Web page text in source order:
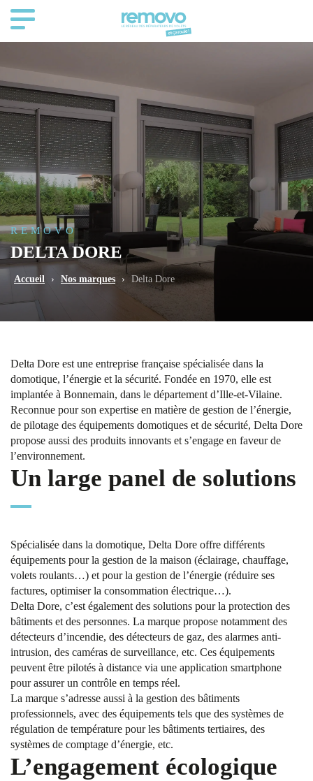
REMOVO
DELTA DORE
Accueil › Nos marques › Delta Dore
Delta Dore est une entreprise française spécialisée dans la
domotique, l’énergie et la sécurité. Fondée en 1970, elle est
implantée à Bonnemain, dans le département d’Ille-et-Vilaine.
Reconnue pour son expertise en matière de gestion de l’énergie,
de pilotage des équipements domotiques et de sécurité, Delta Dore
propose aussi des produits innovants et s’engage en faveur de
l’environnement.
Un large panel de solutions
Spécialisée dans la domotique, Delta Dore offre différents
équipements pour la gestion de la maison (éclairage, chauffage,
volets roulants…) et pour la gestion de l’énergie (réduire ses
factures, optimiser la consommation électrique…).
Delta Dore, c’est également des solutions pour la protection des
bâtiments et des personnes. La marque propose notamment des
détecteurs d’incendie, des détecteurs de gaz, des alarmes anti-
intrusion, des caméras de surveillance, etc. Ces équipements
peuvent être pilotés à distance via une application smartphone
pour assurer un contrôle en temps réel.
La marque s’adresse aussi à la gestion des bâtiments
professionnels, avec des équipements tels que des systèmes de
régulation de température pour les bâtiments tertiaires, des
systèmes de comptage d’énergie, etc.
L’engagement écologique